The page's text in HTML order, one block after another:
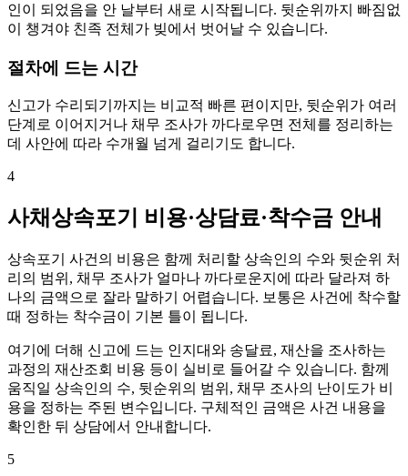
인이 되었음을 안 날부터 새로 시작됩니다. 뒷순위까지 빠짐없
이 챙겨야 친족 전체가 빚에서 벗어날 수 있습니다.
절차에 드는 시간
신고가 수리되기까지는 비교적 빠른 편이지만, 뒷순위가 여러
단계로 이어지거나 채무 조사가 까다로우면 전체를 정리하는
데 사안에 따라 수개월 넘게 걸리기도 합니다.
4
사채상속포기 비용·상담료·착수금 안내
상속포기 사건의 비용은 함께 처리할 상속인의 수와 뒷순위 처
리의 범위, 채무 조사가 얼마나 까다로운지에 따라 달라져 하
나의 금액으로 잘라 말하기 어렵습니다. 보통은 사건에 착수할
때 정하는 착수금이 기본 틀이 됩니다.
여기에 더해 신고에 드는 인지대와 송달료, 재산을 조사하는
과정의 재산조회 비용 등이 실비로 들어갈 수 있습니다. 함께
움직일 상속인의 수, 뒷순위의 범위, 채무 조사의 난이도가 비
용을 정하는 주된 변수입니다. 구체적인 금액은 사건 내용을
확인한 뒤 상담에서 안내합니다.
5